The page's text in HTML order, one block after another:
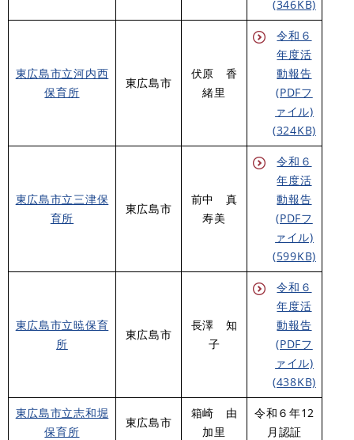
(346KB)
東広島市立河内西
保育所
東広島市
伏原 香
緒里
令和６
年度活
動報告
(PDFフ
ァイル)
(324KB)
東広島市立三津保
育所
東広島市
前中 真
寿美
令和６
年度活
動報告
(PDFフ
ァイル)
(599KB)
東広島市立暁保育
所
東広島市
長澤 知
子
令和６
年度活
動報告
(PDFフ
ァイル)
(438KB)
東広島市立志和堀
保育所
東広島市
箱崎 由
加里
令和６年12
月認証